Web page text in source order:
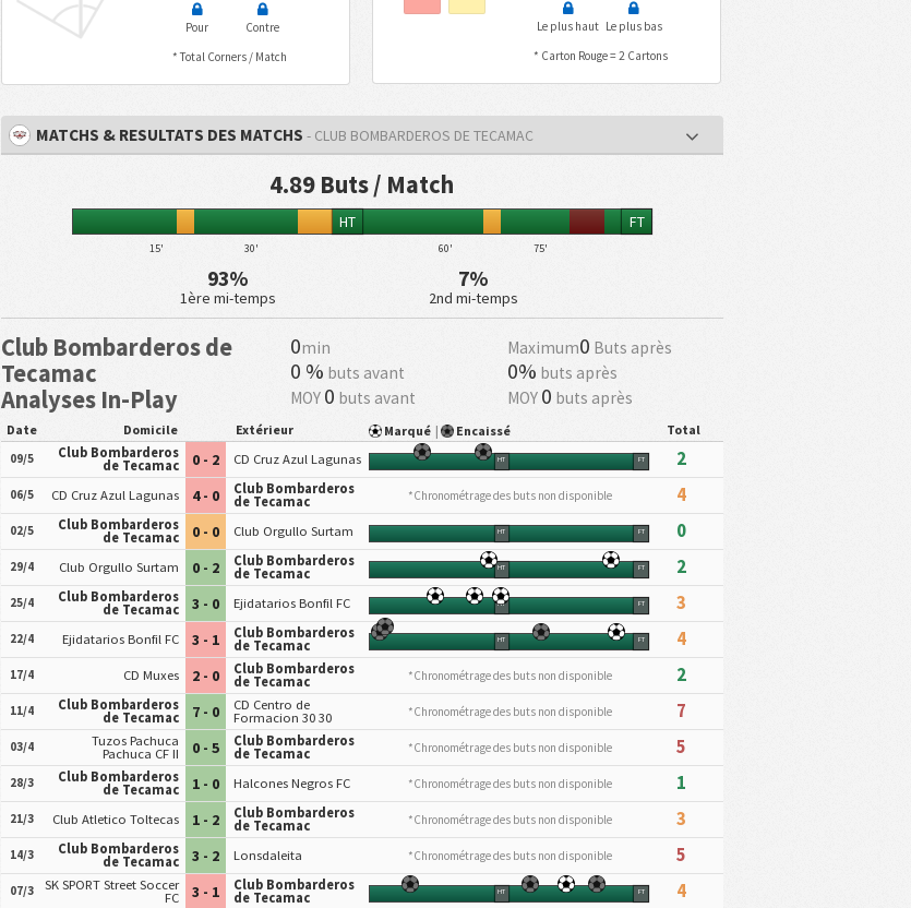
Pour
Contre
* Total Corners / Match
Le plus haut Le plus bas
* Carton Rouge = 2 Cartons
MATCHS & RESULTATS DES MATCHS - CLUB BOMBARDEROS DE TECAMAC
4.89 Buts / Match
15' 30'
HT
60' 75'
FT
93%
1ère mi-temps
7%
2nd mi-temps
Club Bombarderos de
Tecamac
Analyses In-Play
0min Maximum0 Buts après
0 % buts avant 0% buts après
MOY 0 buts avant MOY 0 buts après
Date Domicile Extérieur Marqué | Encaissé Total
09/5
Club Bombarderos
de Tecamac
0 - 2 CD Cruz Azul Lagunas HT FT 2
06/5 CD Cruz Azul Lagunas 4 - 0
Club Bombarderos
de Tecamac
*Chronométrage des buts non disponible 4
02/5
Club Bombarderos
de Tecamac
0 - 0 Club Orgullo Surtam HT FT 0
29/4 Club Orgullo Surtam 0 - 2
Club Bombarderos
de Tecamac
HT FT 2
25/4
Club Bombarderos
de Tecamac
3 - 0 Ejidatarios Bonfil FC HT FT 3
22/4 Ejidatarios Bonfil FC 3 - 1
Club Bombarderos
de Tecamac
HT FT 4
17/4 CD Muxes 2 - 0
Club Bombarderos
de Tecamac
*Chronométrage des buts non disponible 2
11/4
Club Bombarderos
de Tecamac
7 - 0
CD Centro de
Formacion 30 30
*Chronométrage des buts non disponible 7
03/4
Tuzos Pachuca
Pachuca CF II
0 - 5
Club Bombarderos
de Tecamac
*Chronométrage des buts non disponible 5
28/3
Club Bombarderos
de Tecamac
1 - 0 Halcones Negros FC *Chronométrage des buts non disponible 1
21/3 Club Atletico Toltecas 1 - 2
Club Bombarderos
de Tecamac
*Chronométrage des buts non disponible 3
14/3
Club Bombarderos
de Tecamac
3 - 2 Lonsdaleita *Chronométrage des buts non disponible 5
07/3
SK SPORT Street Soccer
FC
3 - 1
Club Bombarderos
de Tecamac
HT FT 4